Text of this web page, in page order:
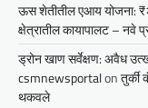
ऊस शेतीतील एआय योजना:
क्षेत्रातील कायापालट – नवे
ड्रोन खाण सर्वेक्षण: अवैध
csmnewsportalon
थकवले